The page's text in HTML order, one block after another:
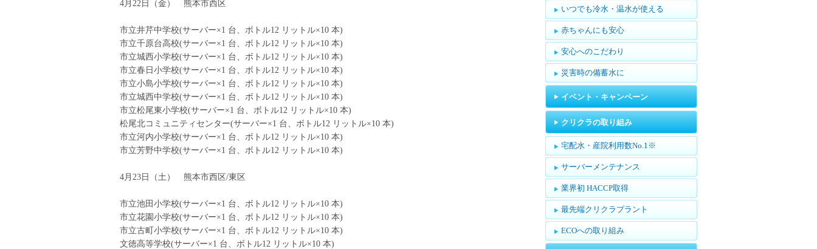
4月22日（金） 熊本市西区
市立井芹中学校(サーバー×1 台、ボトル12 リットル×10 本)
市立千原台高校(サーバー×1 台、ボトル12 リットル×10 本)
市立城西小学校(サーバー×1 台、ボトル12 リットル×10 本)
市立春日小学校(サーバー×1 台、ボトル12 リットル×10 本)
市立小島小学校(サーバー×1 台、ボトル12 リットル×10 本)
市立城西中学校(サーバー×1 台、ボトル12 リットル×10 本)
市立松尾東小学校(サーバー×1 台、ボトル12 リットル×10 本)
松尾北コミュニティセンター(サーバー×1 台、ボトル12 リットル×10 本)
市立河内小学校(サーバー×1 台、ボトル12 リットル×10 本)
市立芳野中学校(サーバー×1 台、ボトル12 リットル×10 本)
4月23日（土） 熊本市西区/東区
市立池田小学校(サーバー×1 台、ボトル12 リットル×10 本)
市立花園小学校(サーバー×1 台、ボトル12 リットル×10 本)
市立古町小学校(サーバー×1 台、ボトル12 リットル×10 本)
文徳高等学校(サーバー×1 台、ボトル12 リットル×10 本)
いつでも冷水・温水が使える
赤ちゃんにも安心
安心へのこだわり
災害時の備蓄水に
イベント・キャンペーン
クリクラの取り組み
宅配水・産院利用数No.1※
サーバーメンテナンス
業界初 HACCP取得
最先端クリクラプラント
ECOへの取り組み